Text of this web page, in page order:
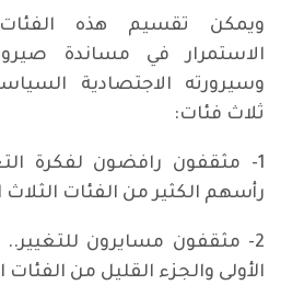
ويمكن تقسيم هذه
الاستمرار في مساندة
وسيرورته الاجتصادية
ثلاث فئات:
1- مثقفون رافضون لفكرة
رأسهم الكثير من الفئات الثلاث
2- مثقفون مسايرون للتغيير..
الأولى والجزء القليل من الفئات